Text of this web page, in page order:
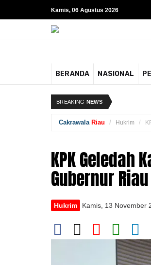
Kamis, 06 Agustus 2026
BERANDA NASIONAL
BREAKING NEWS
Cakrawala Riau Hukrim
KPK Geledah
Gubernur Riau
Hukrim Kamis, 13